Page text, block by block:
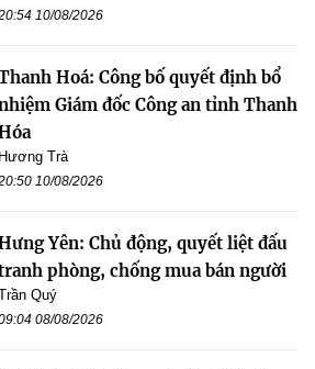
10/08/2026
Hoá: Công bố quyết định bổ
Giám đốc Công an tỉnh Thanh
Hương Trà
10/08/2026
Yên: Chủ động, quyết liệt đấu
phòng, chống mua bán người
Quý
08/08/2026